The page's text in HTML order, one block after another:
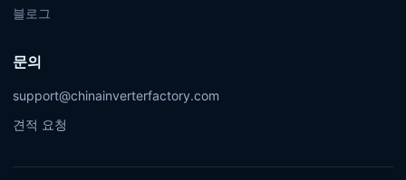
블로그
문의
support@chinainverterfactory.com
견적 요청